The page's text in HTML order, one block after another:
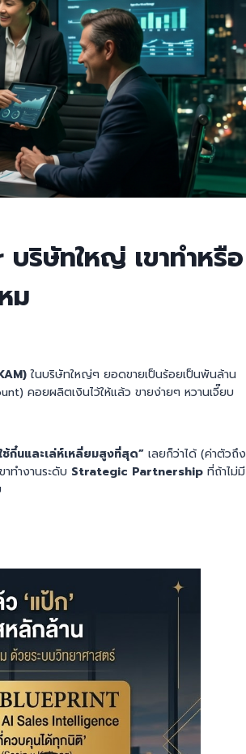
ริษัทใหญ่ เขาทำหรือ
ม
ในบริษัทใหญ่ๆ ยอดขายเป็นร้อยเป็นพันล้าน
คอยผลิตเงินไว้ให้แล้ว ขายง่ายๆ หวานเจี๊ยบ
กึ๋นและเล่ห์เหลี่ยมสูงที่สุด” เลยก็ว่าได้ (ค่าตัวถึง
ทำงานระดับ Strategic Partnership ที่ถ้าไม่มี